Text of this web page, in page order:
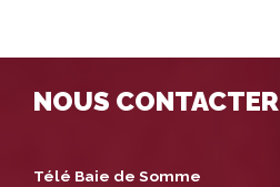
NOUS CONTACTER
Télé Baie de Somme